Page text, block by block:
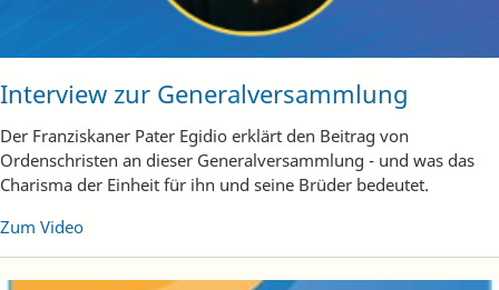
Interview zur Generalversammlung
Der Franziskaner Pater Egidio erklärt den Beitrag von
Ordenschristen an dieser Generalversammlung - und was das
Charisma der Einheit für ihn und seine Brüder bedeutet.
Zum Video